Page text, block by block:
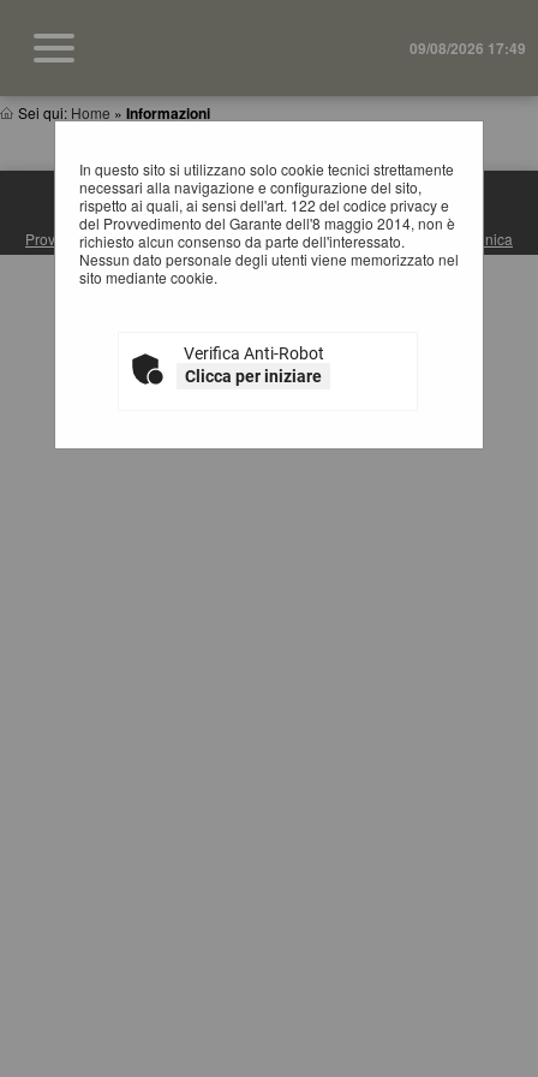
09/08/2026 17:49
Sei qui: Home » Informazioni
In questo sito si utilizzano solo cookie tecnici strettamente
necessari alla navigazione e configurazione del sito,
rispetto ai quali, ai sensi dell'art. 122 del codice privacy e
del Provvedimento del Garante dell'8 maggio 2014, non è
richiesto alcun consenso da parte dell'interessato.
Nessun dato personale degli utenti viene memorizzato nel
sito mediante cookie.
Verifica Anti-Robot
Clicca per iniziare
S.U.A. PROVINCIA DI MATERA
Provincia di Matera| Via Ridola, 60 - 75100 Matera (MT) |
Posta Elettronica
Certificata| Centralino: +39 0835 3061